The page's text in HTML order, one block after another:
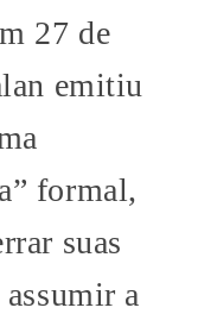
27 de
emitiu
formal,
suas
a